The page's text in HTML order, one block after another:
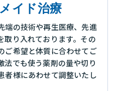
イド治療
端の技術や再生医療、先進
取り入れております。その
ご希望と体質に合わせてご
法でも使う薬剤の量や切り
者様にあわせて調整いたし